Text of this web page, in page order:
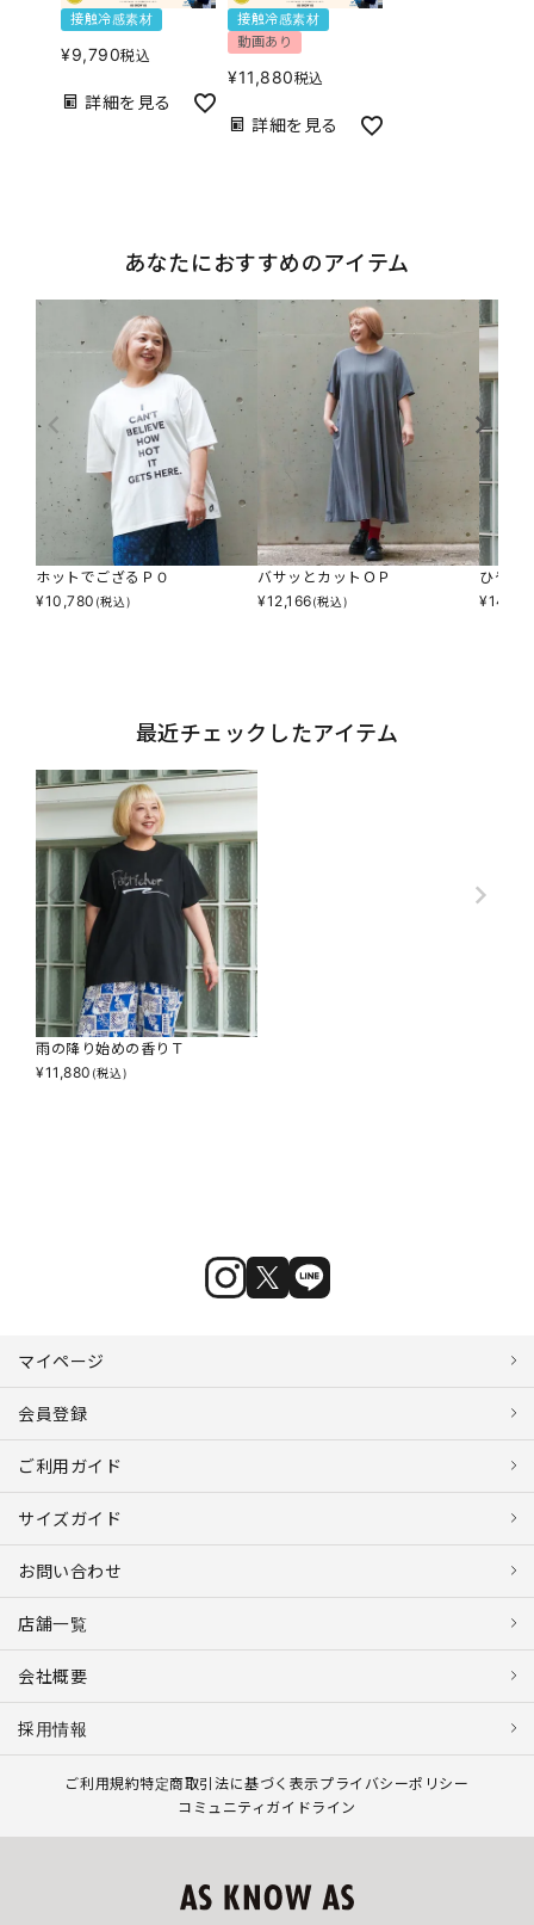
接触冷感素材
¥9,790税込
詳細を見る
接触冷感素材
動画あり
¥11,880税込
詳細を見る
あなたにおすすめのアイテム
ホットでござるＰＯ
¥10,780 (税込)
バサッとカットＯＰ
¥12,166(税込)
ひやる
¥
最近チェックしたアイテム
雨の降り始めの香りＴ
¥11,880 (税込)
マイページ
会員登録
ご利用ガイド
サイズガイド
お問い合わせ
店舗一覧
会社概要
採用情報
ご利用規約特定商取引法に基づく表示プライバシーポリシー
コミュニティガイドライン